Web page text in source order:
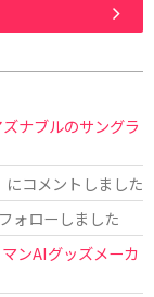
ナブルのサングラ
にコメントしました
ォローしました
ンAIグッズメーカ